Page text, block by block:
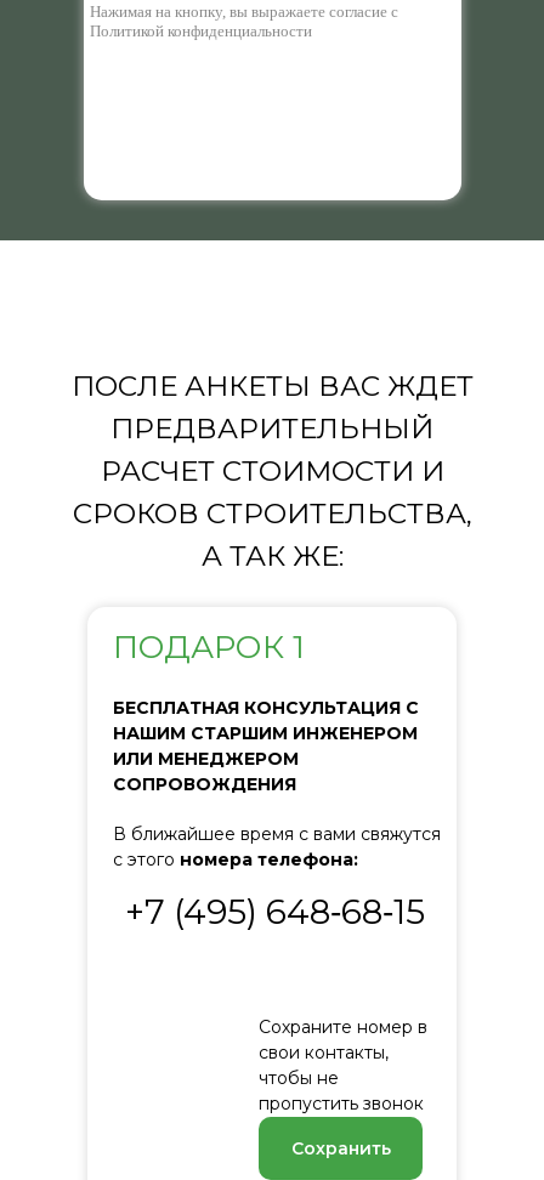
Нажимая на кнопку, вы выражаете согласие с
Политикой конфиденциальности
ПОСЛЕ АНКЕТЫ ВАС ЖДЕТ
ПРЕДВАРИТЕЛЬНЫЙ
РАСЧЕТ СТОИМОСТИ И
СРОКОВ СТРОИТЕЛЬСТВА,
А ТАК ЖЕ:
ПОДАРОК 1
БЕСПЛАТНАЯ КОНСУЛЬТАЦИЯ С
НАШИМ СТАРШИМ ИНЖЕНЕРОМ
ИЛИ МЕНЕДЖЕРОМ
СОПРОВОЖДЕНИЯ
В ближайшее время с вами свяжутся
с этого номера телефона:
+7 (495) 648‑68‑15
Сохраните номер в
свои контакты,
чтобы не
пропустить звонок
Сохранить